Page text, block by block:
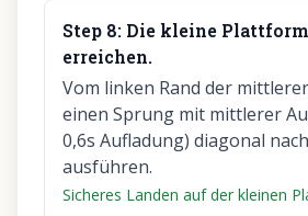
Step 8: Die kleine
erreichen.
Vom linken Rand der
einen Sprung mit mittlerer
0,6s Aufladung) diagonal
ausführen.
Sicheres Landen auf der kleinen